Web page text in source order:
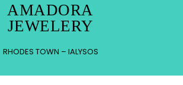
AMADORA
JEWELERY
RHODES TOWN – IALYSOS